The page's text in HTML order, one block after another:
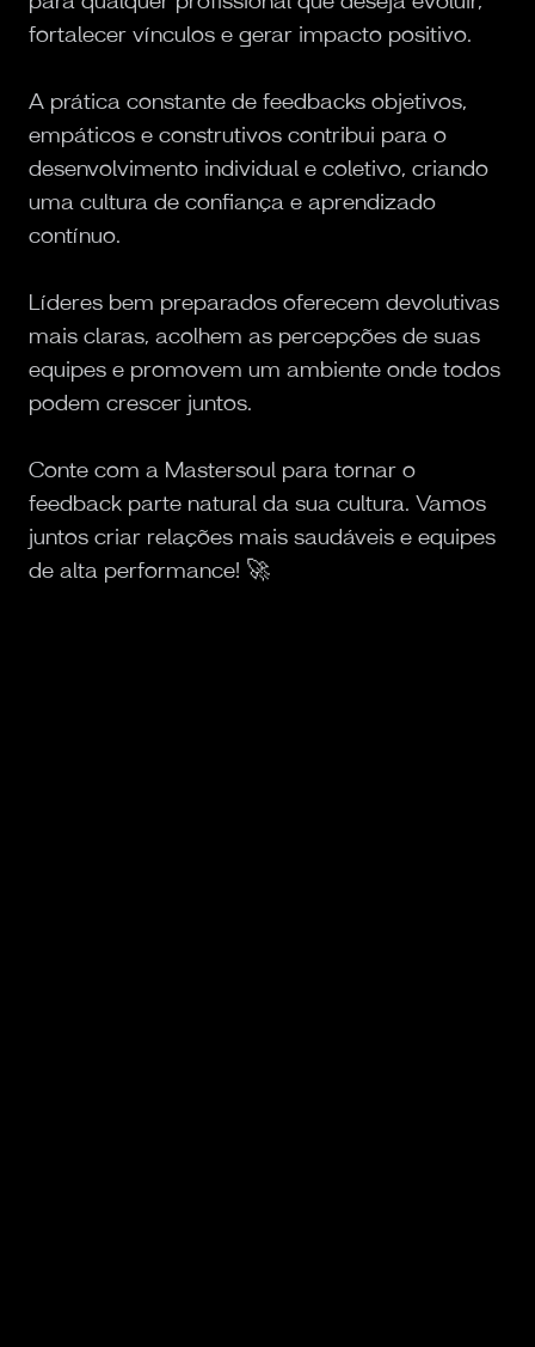
fortalecer vínculos e gerar impacto positivo.
A prática constante de feedbacks objetivos,
empáticos e construtivos contribui para o
desenvolvimento individual e coletivo, criando
uma cultura de confiança e aprendizado
contínuo.
Líderes bem preparados oferecem devolutivas
mais claras, acolhem as percepções de suas
equipes e promovem um ambiente onde todos
podem crescer juntos.
Conte com a Mastersoul para tornar o
feedback parte natural da sua cultura. Vamos
juntos criar relações mais saudáveis e equipes
de alta performance! 🚀